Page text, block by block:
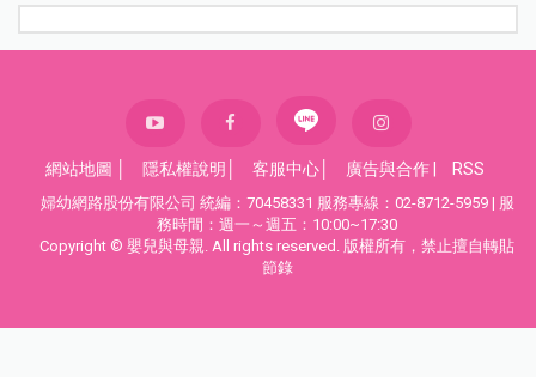
網站地圖 隱私權說明 客服中心 廣告與合作 RSS
婦幼網路股份有限公司 統編：70458331 服務專線：02-8712-5959 | 服
務時間：週一～週五：10:00~17:30
Copyright © 嬰兒與母親. All rights reserved. 版權所有，禁止擅自轉貼
節錄